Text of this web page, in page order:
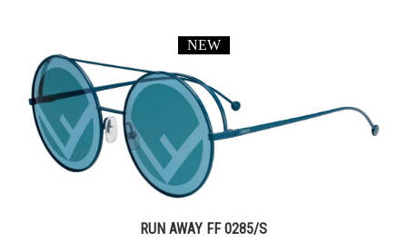
RUN AWAY FF 0285/S
NEW